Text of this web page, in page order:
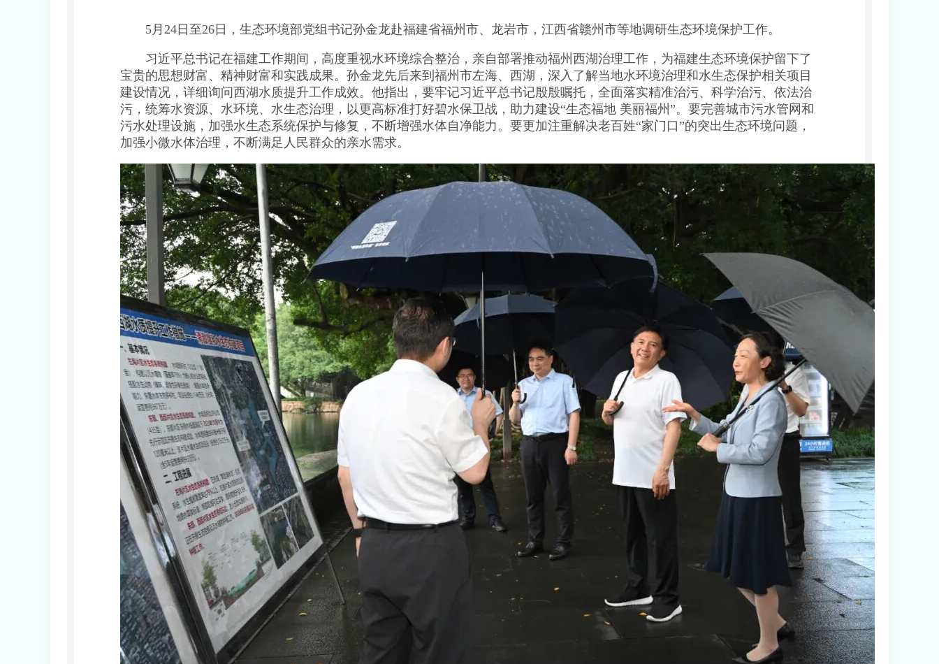
5月24日至26日，生态环境部党组书记孙金龙赴福建省福州市、龙岩市，江西省赣州市等地调研生态环境保护工作。
习近平总书记在福建工作期间，高度重视水环境综合整治，亲自部署推动福州西湖治理工作，为福建生态环境保护留下了
宝贵的思想财富、精神财富和实践成果。孙金龙先后来到福州市左海、西湖，深入了解当地水环境治理和水生态保护相关项目
建设情况，详细询问西湖水质提升工作成效。他指出，要牢记习近平总书记殷殷嘱托，全面落实精准治污、科学治污、依法治
污，统筹水资源、水环境、水生态治理，以更高标准打好碧水保卫战，助力建设“生态福地 美丽福州”。要完善城市污水管网和
污水处理设施，加强水生态系统保护与修复，不断增强水体自净能力。要更加注重解决老百姓“家门口”的突出生态环境问题，
加强小微水体治理，不断满足人民群众的亲水需求。